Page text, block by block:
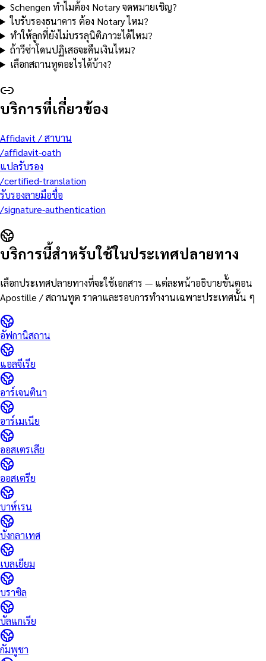
Schengen ทำไมต้อง Notary จดหมายเชิญ?
ใบรับรองธนาคาร ต้อง Notary ไหม?
ทำให้ลูกที่ยังไม่บรรลุนิติภาวะได้ไหม?
ถ้าวีซ่าโดนปฏิเสธจะคืนเงินไหม?
เลือกสถานทูตอะไรได้บ้าง?
บริการที่เกี่ยวข้อง
Affidavit / สาบาน
/affidavit-oath
แปลรับรอง
/certified-translation
รับรองลายมือชื่อ
/signature-authentication
บริการนี้สำหรับใช้ในประเทศปลายทาง
เลือกประเทศปลายทางที่จะใช้เอกสาร — แต่ละหน้าอธิบายขั้นตอน
Apostille / สถานทูต ราคาและรอบการทำงานเฉพาะประเทศนั้น ๆ
อัฟกานิสถาน
แอลจีเรีย
อาร์เจนตินา
อาร์เมเนีย
ออสเตรเลีย
ออสเตรีย
บาห์เรน
บังกลาเทศ
เบลเยียม
บราซิล
บัลแกเรีย
กัมพูชา